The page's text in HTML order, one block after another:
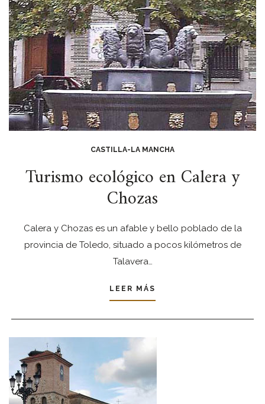
CASTILLA-LA MANCHA
Turismo ecológico en Calera y
Chozas
Calera y Chozas es un afable y bello poblado de la
provincia de Toledo, situado a pocos kilómetros de
Talavera…
LEER MÁS